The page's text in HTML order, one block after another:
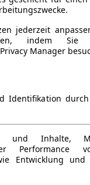
jederzeit
indem
Manager
Identifikation
und Inhalte,
Performance
Entwicklung und